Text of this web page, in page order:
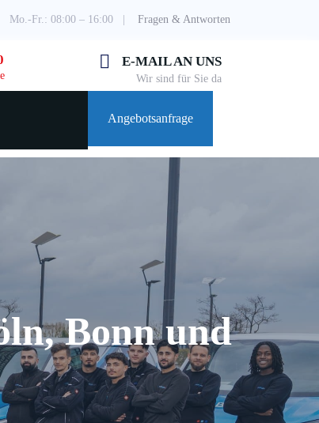
Mo.-Fr.: 08:00 – 16:00 | Fragen & Antworten
E-MAIL AN UNS
Wir sind für Sie da
Angebotsanfrage
Bonn und